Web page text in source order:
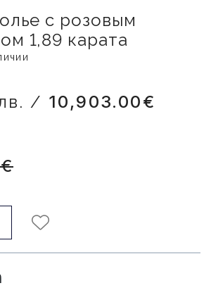
с розовым
1,89 карата
/ 10,903.00€